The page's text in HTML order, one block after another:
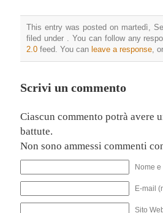
This entry was posted on martedì,
filed under . You can follow any
2.0 feed. You can leave a response ,
Scrivi un commento
Ciascun commento potrà avere
battute.
Non sono ammessi commenti
Nome
E-mail
Sito